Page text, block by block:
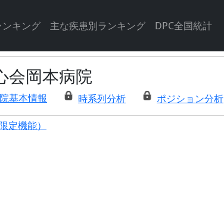
キング 主な疾患別ランキング DPC全国統計
会岡本病院
基本情報 時系列分析 ポジション分析
定機能）